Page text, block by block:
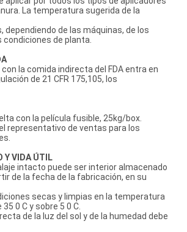
La temperatura sugerida de la
dependiendo de las máquinas, de los
de planta.
la comida indirecta del FDA entra en
de 21 CFR 175,105, los
con la película fusible, 25kg/box.
representativo de ventas para los
Y VIDA ÚTIL
intacto puede ser interior almacenado
de la fecha de la fabricación, en su
secas y limpias en la temperatura
0 C y sobre 5 0 C.
de la luz del sol y de la humedad debe